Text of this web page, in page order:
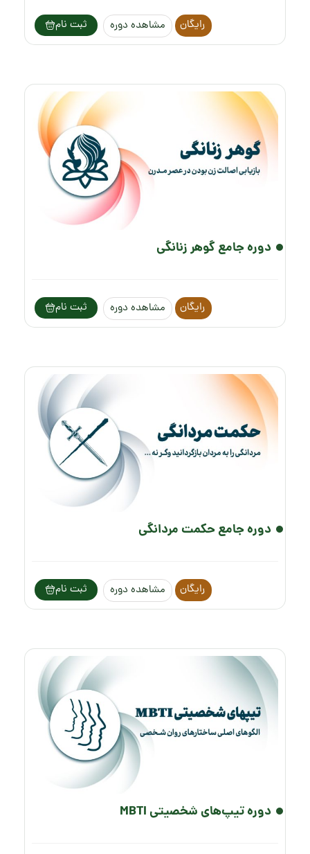
رایگان مشاهده دوره ثبت نام
دوره جامع گوهر زنانگی
رایگان مشاهده دوره ثبت نام
دوره جامع حکمت مردانگی
رایگان مشاهده دوره ثبت نام
دوره تیپ‌های شخصیتی MBTI